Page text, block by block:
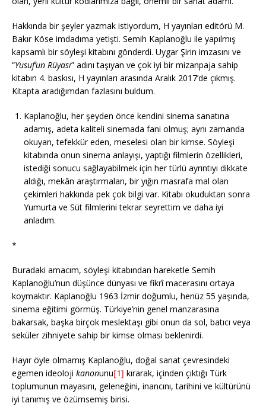
Hakkında bir şeyler yazmak istiyordum, H yayınları editörü M.
Bakır Köse imdadıma yetişti. Semih Kaplanoğlu ile yapılmış
kapsamlı bir söyleşi kitabını gönderdi. Uygar Şirin imzasını ve
“Yusuf’un Rüyası” adını taşıyan ve çok iyi bir mizanpaja sahip
kitabın 4. baskısı, H yayınları arasında Aralık 2017’de çıkmış.
Kitapta aradığımdan fazlasını buldum.
Kaplanoğlu, her şeyden önce kendini sinema sanatına
adamış, adeta kaliteli sinemada fani olmuş; aynı zamanda
okuyan, tefekkür eden, meselesi olan bir kimse. Söyleşi
kitabında onun sinema anlayışı, yaptığı filmlerin özellikleri,
istediği sonucu sağlayabilmek için her türlü ayrıntıyı dikkate
aldığı, mekân araştırmaları, bir yığın masrafa mal olan
çekimleri hakkında pek çok bilgi var. Kitabı okuduktan sonra
Yumurta ve Süt filmlerini tekrar seyrettim ve daha iyi
anladım.
*
Buradaki amacım, söyleşi kitabından hareketle Semih
Kaplanoğlu’nun düşünce dünyası ve fikrî macerasını ortaya
koymaktır. Kaplanoğlu 1963 İzmir doğumlu, henüz 55 yaşında,
sinema eğitimi görmüş. Türkiye’nin genel manzarasına
bakarsak, başka birçok meslektaşı gibi onun da sol, batıcı veya
seküler zihniyete sahip bir kimse olması beklenirdi.
Hayır öyle olmamış Kaplanoğlu, doğal sanat çevresindeki
egemen ideoloji kanonunu[1] kırarak, içinden çıktığı Türk
toplumunun mayasını, geleneğini, inancını, tarihini ve kültürünü
iyi tanımış ve özümsemiş birisi.